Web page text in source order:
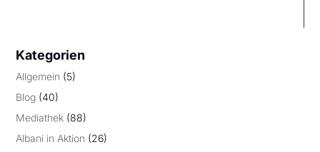
Kategorien
Allgemein (5)
Blog (40)
Mediathek (88)
Albani in Aktion (26)